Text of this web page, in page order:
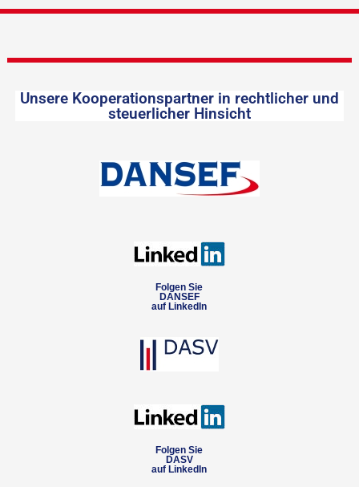
Unsere Kooperationspartner in rechtlicher und
steuerlicher Hinsicht
Folgen Sie
DANSEF
auf LinkedIn
Folgen Sie
DASV
auf LinkedIn